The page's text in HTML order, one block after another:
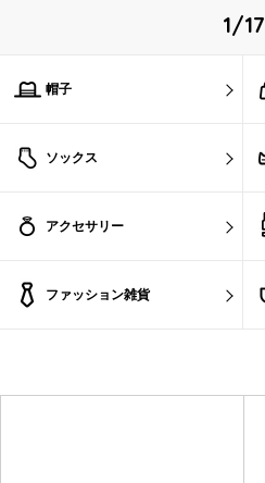
1/17
帽子
ソックス
アクセサリー
ファッション雑貨